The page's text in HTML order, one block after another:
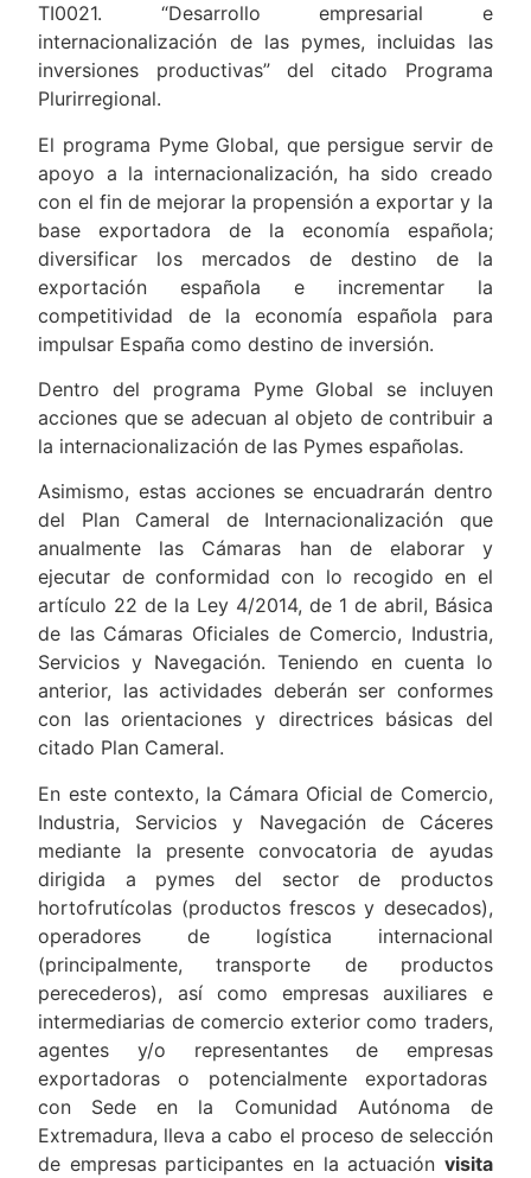
TI0021. “Desarrollo empresarial e
internacionalización de las pymes, incluidas las
inversiones productivas” del citado Programa
Plurirregional.
El programa Pyme Global, que persigue servir de
apoyo a la internacionalización, ha sido creado
con el fin de mejorar la propensión a exportar y la
base exportadora de la economía española;
diversificar los mercados de destino de la
exportación española e incrementar la
competitividad de la economía española para
impulsar España como destino de inversión.
Dentro del programa Pyme Global se incluyen
acciones que se adecuan al objeto de contribuir a
la internacionalización de las Pymes españolas.
Asimismo, estas acciones se encuadrarán dentro
del Plan Cameral de Internacionalización que
anualmente las Cámaras han de elaborar y
ejecutar de conformidad con lo recogido en el
artículo 22 de la Ley 4/2014, de 1 de abril, Básica
de las Cámaras Oficiales de Comercio, Industria,
Servicios y Navegación. Teniendo en cuenta lo
anterior, las actividades deberán ser conformes
con las orientaciones y directrices básicas del
citado Plan Cameral.
En este contexto, la Cámara Oficial de Comercio,
Industria, Servicios y Navegación de Cáceres
mediante la presente convocatoria de ayudas
dirigida a pymes del sector de productos
hortofrutícolas (productos frescos y desecados),
operadores de logística internacional
(principalmente, transporte de productos
perecederos), así como empresas auxiliares e
intermediarias de comercio exterior como traders,
agentes y/o representantes de empresas
exportadoras o potencialmente exportadoras
con Sede en la Comunidad Autónoma de
Extremadura, lleva a cabo el proceso de selección
de empresas participantes en la actuación visita